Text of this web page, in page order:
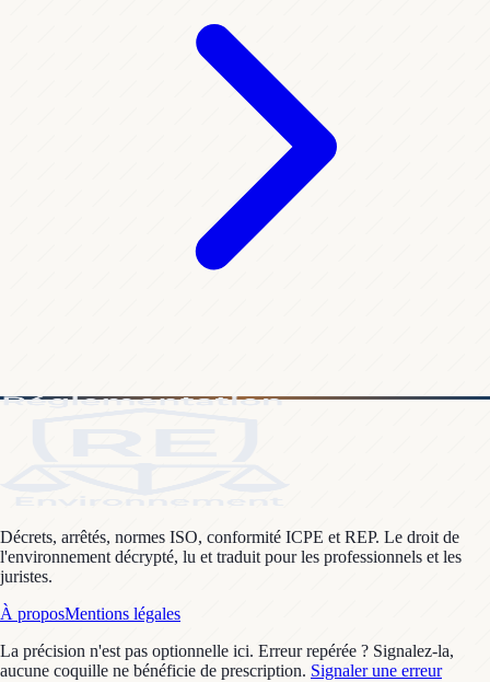
Décrets, arrêtés, normes ISO, conformité ICPE et REP. Le droit de
l'environnement décrypté, lu et traduit pour les professionnels et les
juristes.
À proposMentions légales
La précision n'est pas optionnelle ici. Erreur repérée ? Signalez-la,
aucune coquille ne bénéficie de prescription. Signaler une erreur